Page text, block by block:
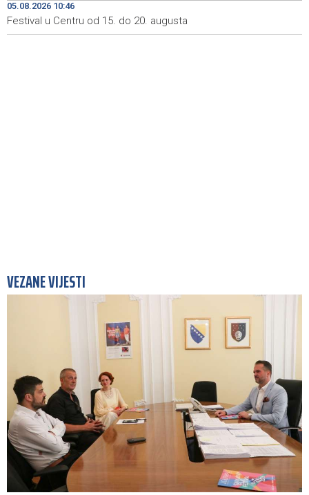
19:45
Novi Travnik receives first direct EU funding for UNESCO
heritage project
05.08.2026 10:46
Festival u Centru od 15. do 20. augusta
VEZANE VIJESTI